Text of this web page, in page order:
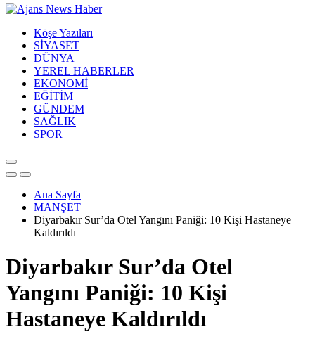
Köşe Yazıları
SİYASET
DÜNYA
YEREL HABERLER
EKONOMİ
EĞİTİM
GÜNDEM
SAĞLIK
SPOR
Ana Sayfa
MANŞET
Diyarbakır Sur’da Otel Yangını Paniği: 10 Kişi Hastaneye
Kaldırıldı
Diyarbakır Sur’da Otel
Yangını Paniği: 10 Kişi
Hastaneye Kaldırıldı